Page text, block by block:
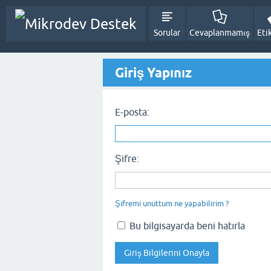
Sorular Cevaplanmamış
Giriş Yapınız
E-posta:
Şifre:
Şifremi unuttum ne yapabilirim ?
Bu bilgisayarda beni hatırla